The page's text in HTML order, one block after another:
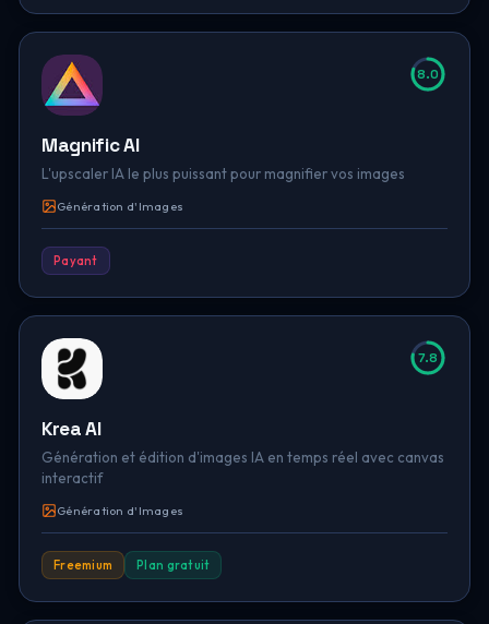
8.0
Magnific AI
L'upscaler IA le plus puissant pour magnifier vos images
Génération d'Images
Payant
7.8
Krea AI
Génération et édition d'images IA en temps réel avec canvas
interactif
Génération d'Images
Freemium Plan gratuit